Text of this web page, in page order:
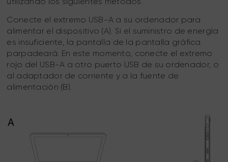
utilizando los siguientes métodos.
Conecte el extremo USB-A a su ordenador para
alimentar el dispositivo (A). Si el suministro de energía
es insuficiente, la pantalla de la pantalla gráfica
parpadeará. En este momento, conecte el extremo
rojo del USB-A a otro puerto USB de su ordenador, o
al adaptador de corriente y a la fuente de
alimentación (B).